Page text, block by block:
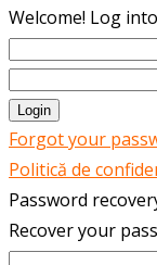
Welcome! Log
Forgot your
Politică de
Password
Recover your